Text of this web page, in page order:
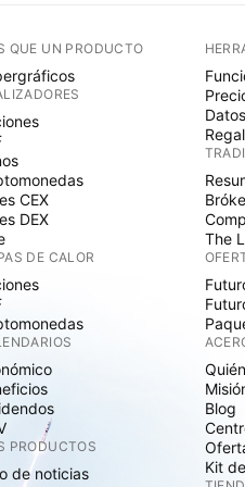
QUE UN PRODUCTO
CEX
DEX
DE CALOR
PRODUCTOS
de noticias
The
Blog
Kit